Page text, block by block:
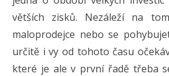
větších zisků. Nezáleží na
maloprodejce nebo se
určitě i vy od tohoto času
které je ale v první řadě třeba